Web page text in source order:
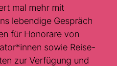
mal mehr mit
lebendige Gespräch
für Honorare von
sowie Reise-
zur Verfügung und